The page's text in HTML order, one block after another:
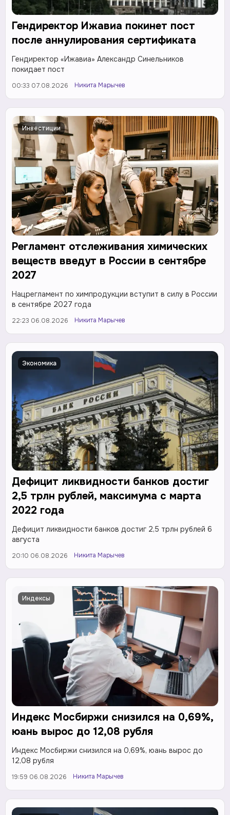
Гендиректор Ижавиа покинет пост
после аннулирования сертификата
Гендиректор «Ижавиа» Александр Синельников
покидает пост
00:33 07.08.2026 Никита Марычев
Инвестиции
Регламент отслеживания химических
веществ введут в России в сентябре
2027
Нацрегламент по химпродукции вступит в силу в России
в сентябре 2027 года
22:23 06.08.2026 Никита Марычев
Экономика
Дефицит ликвидности банков достиг
2,5 трлн рублей, максимума с марта
2022 года
Дефицит ликвидности банков достиг 2,5 трлн рублей 6
августа
20:10 06.08.2026 Никита Марычев
Индексы
Индекс Мосбиржи снизился на 0,69%,
юань вырос до 12,08 рубля
Индекс Мосбиржи снизился на 0,69%, юань вырос до
12,08 рубля
19:59 06.08.2026 Никита Марычев